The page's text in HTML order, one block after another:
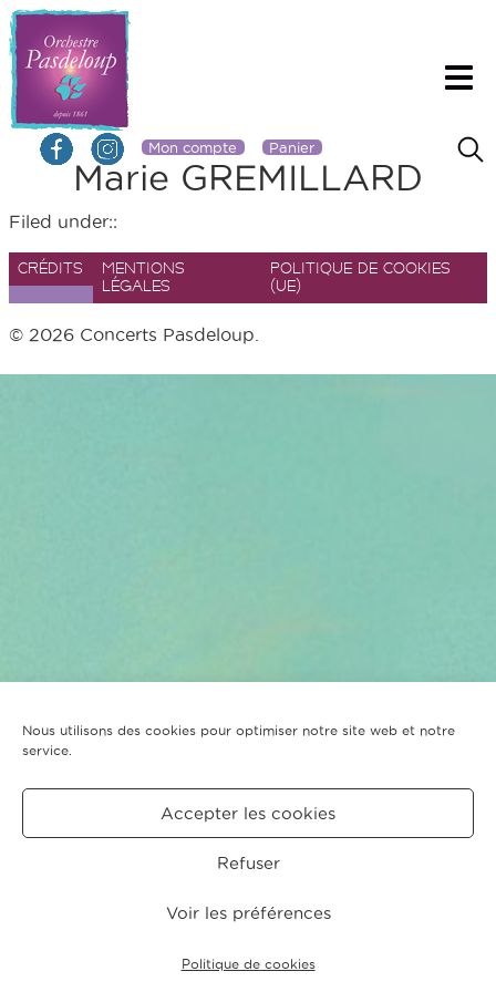
Nous utilisons des cookies pour optimiser notre site web et notre
service.
Accepter les cookies
Refuser
Voir les préférences
Politique de cookies
Mon compte Panier
Marie GREMILLARD
Filed under::
CRÉDITS
MENTIONS
LÉGALES
POLITIQUE DE COOKIES
(UE)
© 2026 Concerts Pasdeloup.